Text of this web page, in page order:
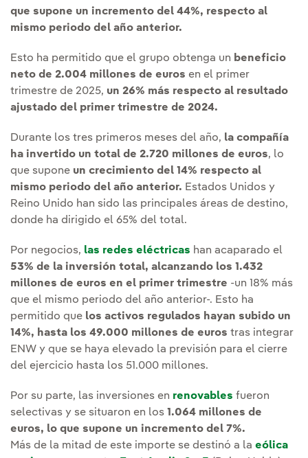
que supone un incremento del 44%, respecto al
mismo periodo del año anterior.
Esto ha permitido que el grupo obtenga un beneficio
neto de 2.004 millones de euros en el primer
trimestre de 2025, un 26% más respecto al resultado
ajustado del primer trimestre de 2024.
Durante los tres primeros meses del año, la compañía
ha invertido un total de 2.720 millones de euros, lo
que supone un crecimiento del 14% respecto al
mismo periodo del año anterior. Estados Unidos y
Reino Unido han sido las principales áreas de destino,
donde ha dirigido el 65% del total.
Por negocios, las redes eléctricas han acaparado el
53% de la inversión total, alcanzando los 1.432
millones de euros en el primer trimestre -un 18% más
que el mismo periodo del año anterior-. Esto ha
permitido que los activos regulados hayan subido un
14%, hasta los 49.000 millones de euros tras integrar
ENW y que se haya elevado la previsión para el cierre
del ejercicio hasta los 51.000 millones.
Por su parte, las inversiones en renovables fueron
selectivas y se situaron en los 1.064 millones de
euros, lo que supone un incremento del 7%.
Más de la mitad de este importe se destinó a la eólica